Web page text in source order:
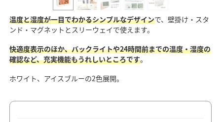
温度と湿度が一目でわかるシンプルなデザインで、壁掛け・スタ
ンド・マグネットとスリーウェイで使えます。
快適度表示のほか、バックライトや24時間前までの温度・湿度の
確認など、充実機能もうれしいところです。
ホワイト、アイスブルーの2色展開。